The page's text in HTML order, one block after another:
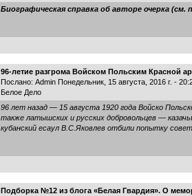
Биографическая справка об авторе очерка (см.
96-летие разгрома Войском Польским Красной
Послано: Admin Понедельник, 15 августа, 2016 г. -
Белое Дело
96 лет назад — 15 августа 1920 года Войско
также латышских и русских добровольцев —
кубанский есаул В.С.Яковлев отбили попытку
Подборка №12 из блога «Белая Гвардия». О